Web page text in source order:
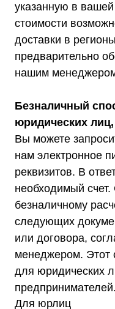
указанную в
стоимости
доставки в
предварительно
нашим
Безналичный
юридических
Вы можете
нам электронное
реквизитов. В
необходимый
безналичному
следующих
или договора,
менеджером. Этот
для юридических
предпринимателей.
Для юрлиц
Адрес:
проезд, д. 10, стр. 11
Информация,
не является публичной
© 2021-2026
Политика